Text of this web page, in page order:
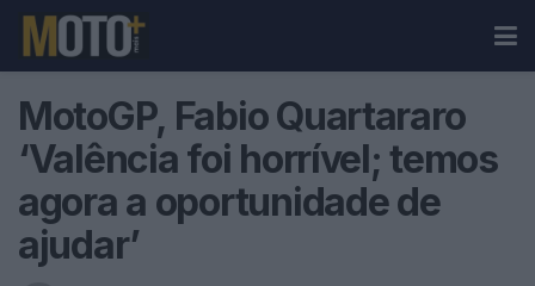
MotoGP, Fabio Quartararo
‘Valência foi horrível; temos
agora a oportunidade de
ajudar’